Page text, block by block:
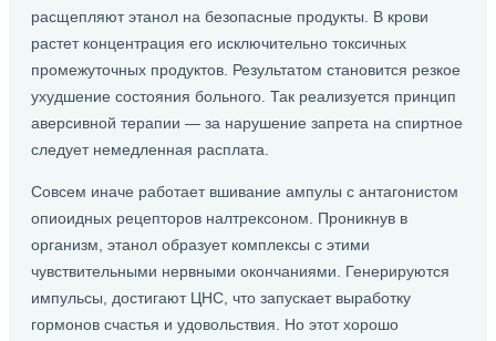
расщепляют этанол на безопасные продукты. В крови
растет концентрация его исключительно токсичных
промежуточных продуктов. Результатом становится резкое
ухудшение состояния больного. Так реализуется принцип
аверсивной терапии — за нарушение запрета на спиртное
следует немедленная расплата.
Совсем иначе работает вшивание ампулы с антагонистом
опиоидных рецепторов налтрексоном. Проникнув в
организм, этанол образует комплексы с этими
чувствительными нервными окончаниями. Генерируются
импульсы, достигают ЦНС, что запускает выработку
гормонов счастья и удовольствия. Но этот хорошо